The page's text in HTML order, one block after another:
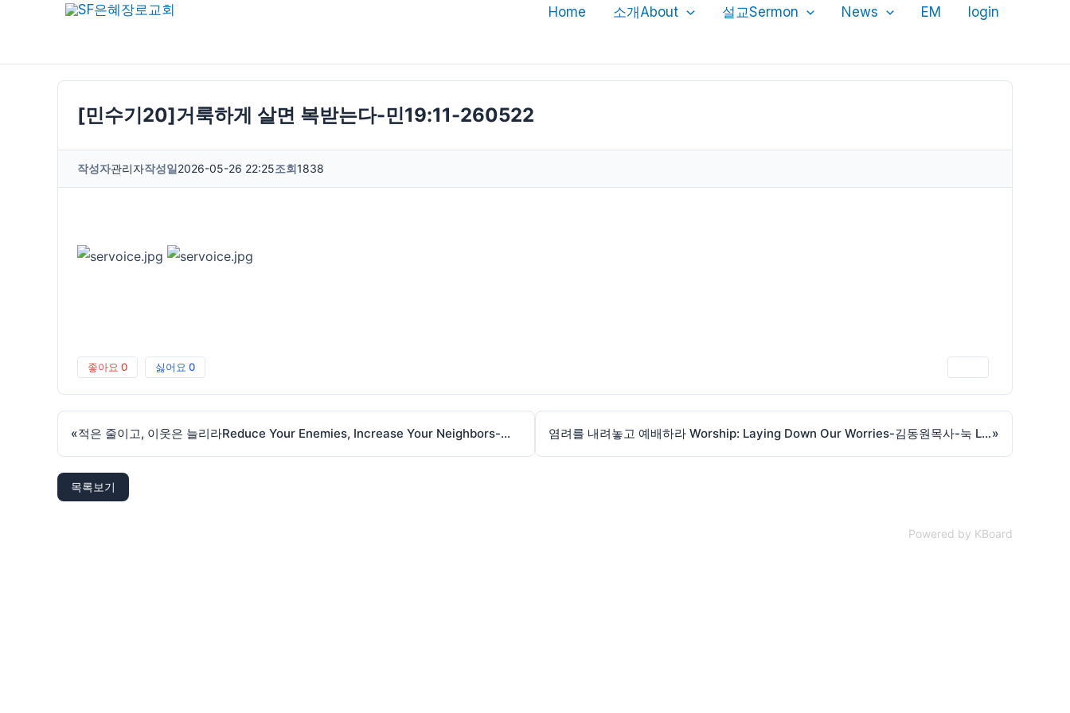
츠
Home 소개About 설교Sermon News EM login
[민수기20]거룩하게 살면 복받는다-민19:11-260522
작성자관리자작성일2026-05-26 22:25조회1838
좋아요 0 싫어요 0
« 적은 줄이고, 이웃은 늘리라Reduce Your Enemies, Increase Your Neighbors-김동원목사-눅10:37-260517 염려를 내려놓고 예배하라 Worship: Laying Down Our Worries-김동원목사-눅 Luke10:41-260525»
목록보기
Powered by KBoard